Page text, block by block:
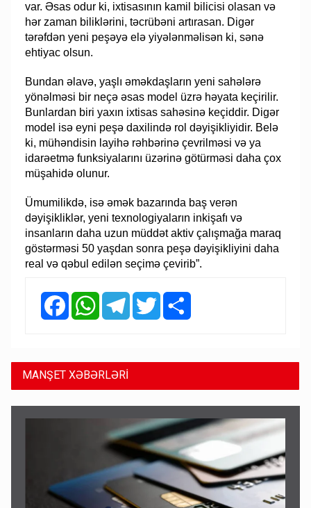
var. Əsas odur ki, ixtisasının kamil bilicisi olasan və
hər zaman biliklərini, təcrübəni artırasan. Digər
tərəfdən yeni peşəyə elə yiyələnməlisən ki, sənə
ehtiyac olsun.
Bundan əlavə, yaşlı əməkdaşların yeni sahələrə
yönəlməsi bir neçə əsas model üzrə həyata keçirilir.
Bunlardan biri yaxın ixtisas sahəsinə keçiddir. Digər
model isə eyni peşə daxilində rol dəyişikliyidir. Belə
ki, mühəndisin layihə rəhbərinə çevrilməsi və ya
idarəetmə funksiyalarını üzərinə götürməsi daha çox
müşahidə olunur.
Ümumilikdə, isə əmək bazarında baş verən
dəyişikliklər, yeni texnologiyaların inkişafı və
insanların daha uzun müddət aktiv çalışmağa maraq
göstərməsi 50 yaşdan sonra peşə dəyişikliyini daha
real və qəbul edilən seçimə çevirib”.
FacebookWhatsAppTelegramTwitter
MANŞET XƏBƏRLƏRİ